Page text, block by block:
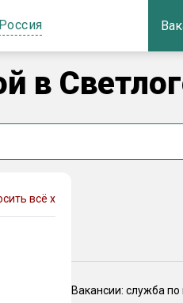
Россия
в
всё x
Вакансии: служба по